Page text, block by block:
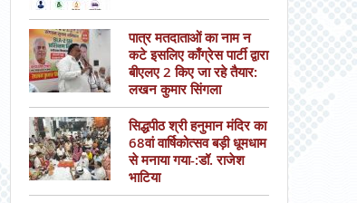
पात्र मतदाताओं का नाम न
कटे इसलिए काँग्रेस पार्टी द्वारा
बीएलए 2 किए जा रहे तैयार:
लखन कुमार सिंगला
सिद्धपीठ श्री हनुमान मंदिर का
68वां वार्षिकोत्सव बड़ी धूमधाम
से मनाया गया-:डॉ. राजेश
भाटिया